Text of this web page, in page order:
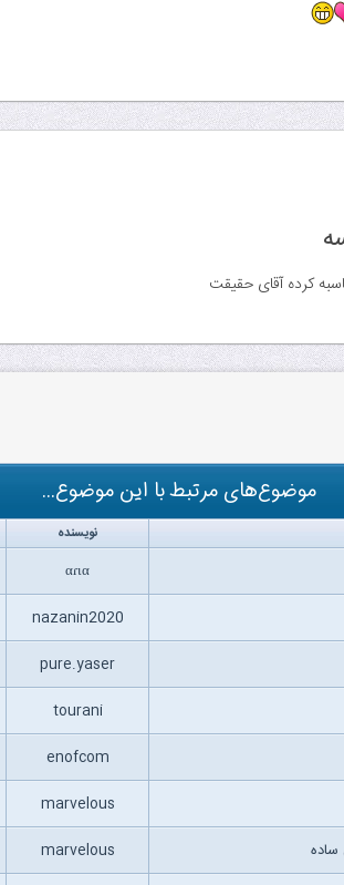
کرده آقای حقیقت
موضوع‌های مرتبط با این موضوع...
نویسنده
αɾια
nazanin2020
pure.yaser
tourani
enofcom
marvelous
ساده marvelous